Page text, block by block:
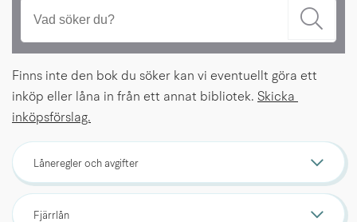
Finns inte den bok du söker kan vi eventuellt göra ett
inköp eller låna in från ett annat bibliotek. Skicka
inköpsförslag.
Låneregler och avgifter
Fjärrlån